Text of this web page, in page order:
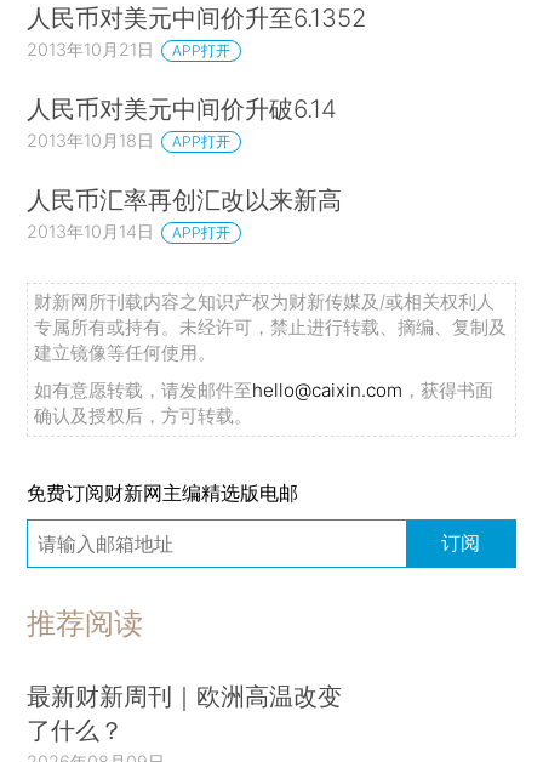
人民币对美元中间价升至6.1352
2013年10月21日 APP打开
人民币对美元中间价升破6.14
2013年10月18日 APP打开
人民币汇率再创汇改以来新高
2013年10月14日 APP打开
财新网所刊载内容之知识产权为财新传媒及/或相关权利人
专属所有或持有。未经许可，禁止进行转载、摘编、复制及
建立镜像等任何使用。
如有意愿转载，请发邮件至hello@caixin.com ，获得书面
确认及授权后，方可转载。
免费订阅财新网主编精选版电邮
订阅
推荐阅读
最新财新周刊｜欧洲高温改变
了什么？